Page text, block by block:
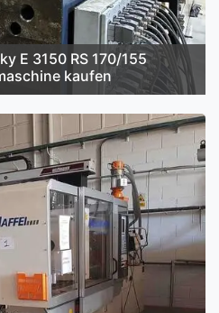
E 3150 RS 170/155
kaufen